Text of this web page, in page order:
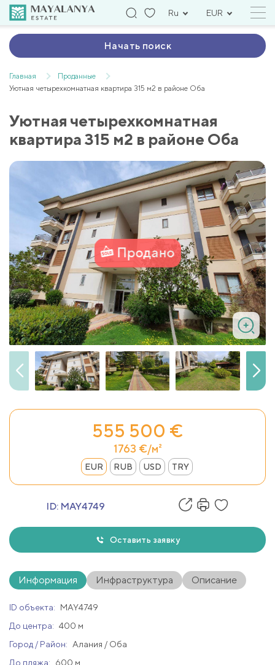
Ru EUR
Начать поиск
Главная
Проданные
Уютная четырехкомнатная квартира 315 м2 в районе Оба
Уютная четырехкомнатная
квартира 315 м2 в районе Оба
Продано
555 500 €
1763 €/м²
EUR RUB USD TRY
ID: MAY4749
Оставить заявку
Информация Инфраструктура Описание
ID объекта:
MAY4749
До центра: 400 м
Город / Район:
Алания / Оба
До пляжа:
600 м